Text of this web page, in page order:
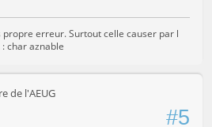
erreur. Surtout celle causer par l
char aznable
de l'AEUG
#5